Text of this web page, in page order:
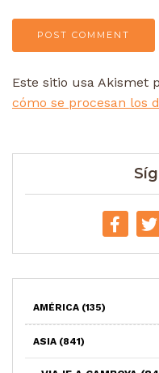
Este sitio usa Akismet
cómo se procesan los
AMÉRICA (135)
ASIA (841)